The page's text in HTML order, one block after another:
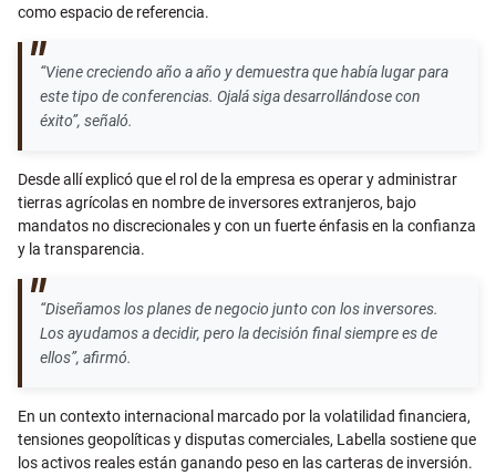
como espacio de referencia.
“Viene creciendo año a año y demuestra que había lugar para
este tipo de conferencias. Ojalá siga desarrollándose con
éxito”, señaló.
Desde allí explicó que el rol de la empresa es operar y administrar
tierras agrícolas en nombre de inversores extranjeros, bajo
mandatos no discrecionales y con un fuerte énfasis en la confianza
y la transparencia.
“Diseñamos los planes de negocio junto con los inversores.
Los ayudamos a decidir, pero la decisión final siempre es de
ellos”, afirmó.
En un contexto internacional marcado por la volatilidad financiera,
tensiones geopolíticas y disputas comerciales, Labella sostiene que
los activos reales están ganando peso en las carteras de inversión.